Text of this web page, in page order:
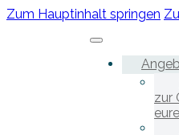
Zum Hauptinhalt springen
zur